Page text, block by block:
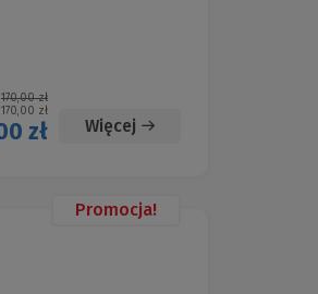
170,00 zł
170,00 zł
zł Więcej
Promocja!